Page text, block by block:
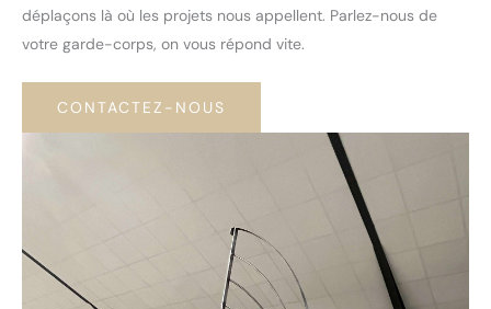
déplaçons là où les projets nous appellent. Parlez-nous de
votre garde-corps, on vous répond vite.
CONTACTEZ-NOUS